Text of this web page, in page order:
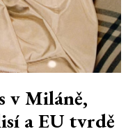
v Miláně,
a EU tvrdě